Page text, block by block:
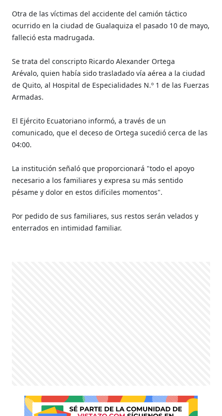
Otra de las víctimas del accidente del camión táctico
ocurrido en la ciudad de Gualaquiza el pasado 10 de mayo,
falleció esta madrugada.
Se trata del conscripto Ricardo Alexander Ortega
Arévalo, quien había sido trasladado vía aérea a la ciudad
de Quito, al Hospital de Especialidades N.º 1 de las Fuerzas
Armadas.
El Ejército Ecuatoriano informó, a través de un
comunicado, que el deceso de Ortega sucedió cerca de las
04:00.
La institución señaló que proporcionará "todo el apoyo
necesario a los familiares y expresa su más sentido
pésame y dolor en estos difíciles momentos".
Por pedido de sus familiares, sus restos serán velados y
enterrados en intimidad familiar.